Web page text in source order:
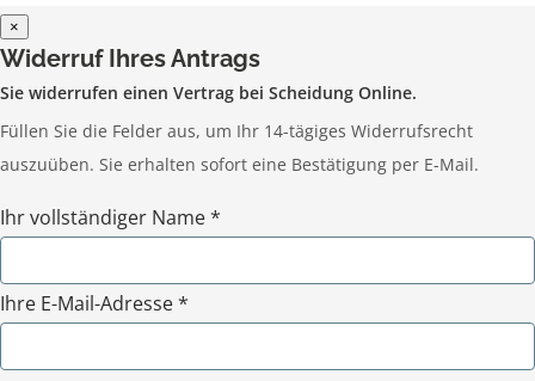
×
Widerruf Ihres Antrags
Sie widerrufen einen Vertrag bei Scheidung Online.
Füllen Sie die Felder aus, um Ihr 14-tägiges Widerrufsrecht
auszuüben. Sie erhalten sofort eine Bestätigung per E-Mail.
Ihr vollständiger Name *
Ihre E-Mail-Adresse *